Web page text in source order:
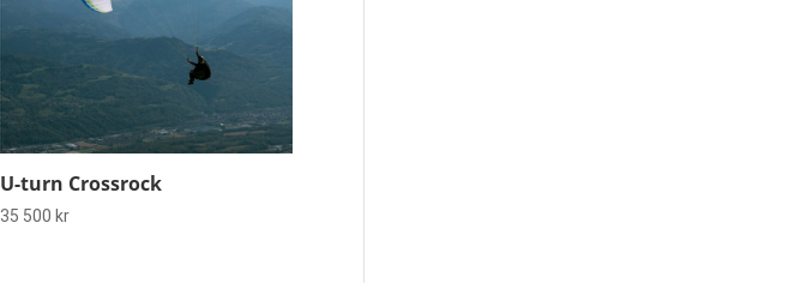
U-turn Crossrock
35 500 kr